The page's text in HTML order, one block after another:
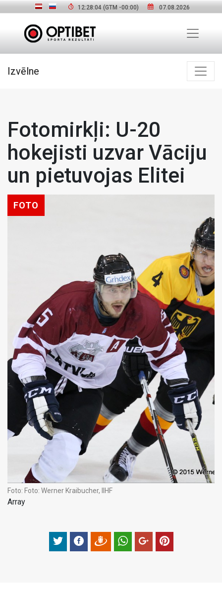
12:28:06(GTM -00:00) 07.08.2026
Izvēlne
Fotomirkļi: U-20
hokejisti uzvar Vāciju
un pietuvojas Elitei
FOTO
Foto: Foto: Werner Kraibucher, IIHF
Array